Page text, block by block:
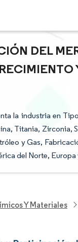
DEL
la industria en
Titania, Zirconia,
y Gas,
del Norte, Europa
Y Materiales